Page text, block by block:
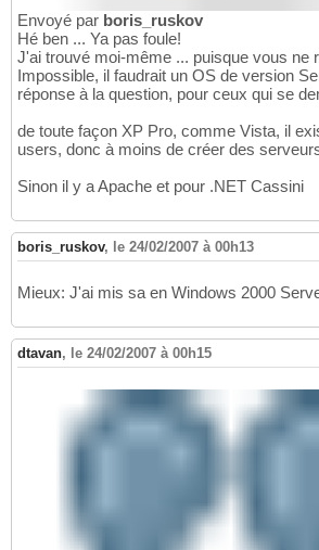
Envoyé par boris_ruskov
Hé ben ... Ya pas foule!
J'ai trouvé moi-même ... puisque vous ne
Impossible, il faudrait un OS de version
réponse à la question, pour ceux qui se
de toute façon XP Pro, comme Vista, il
users, donc à moins de créer des
Sinon il y a Apache et pour .NET Cassini
boris_ruskov, le 24/02/2007 à 00h13
Mieux: J'ai mis sa en Windows 2000
dtavan, le 24/02/2007 à 00h15